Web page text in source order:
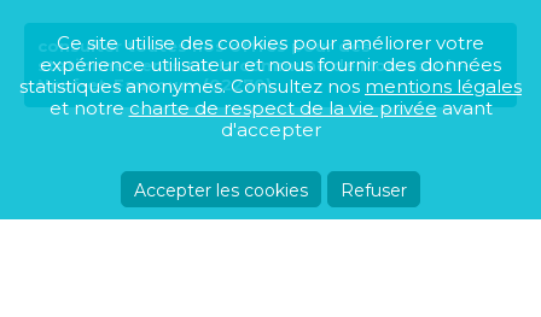
consulter toutes nos offres pour des
stationnements sur la commune de Monceau-le-
Neuf-et-Faucouzy (02270)
Ce site utilise des cookies pour améliorer votre
expérience utilisateur et nous fournir des données
statistiques anonymes. Consultez nos mentions légales
et notrecharte de respect de la vie privéeavant
d'accepter
Accepter les cookies Refuser